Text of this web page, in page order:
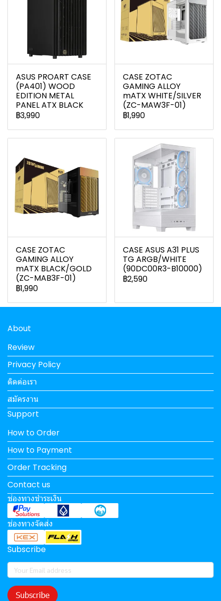
ASUS PROART CASE
(PA401) WOOD
EDITION METAL
PANEL ATX BLACK
฿3,990
CASE ZOTAC
GAMING ALLOY
mATX WHITE/SILVER
(ZC-MAW3F-01)
฿1,990
CASE ZOTAC
GAMING ALLOY
mATX BLACK/GOLD
(ZC-MAB3F-01)
฿1,990
CASE ASUS A31 PLUS
TG ARGB/WHITE
(90DC00R3-B10000)
฿2,590
About
Review
Privacy Policy
ติดต่อเรา
สมัครงาน
Support
How to Order
How to Payment
Order Tracking
Contact us
ช่องทางชำระเงิน
ช่องทางจัดส่ง
Subscribe
Subscribe